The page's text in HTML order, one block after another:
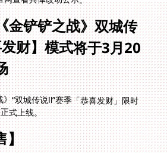
金铲铲之战》双城传
财】模式将于3月20
“双城传说Ⅱ”赛季「恭喜发财」限时
式上线。
】